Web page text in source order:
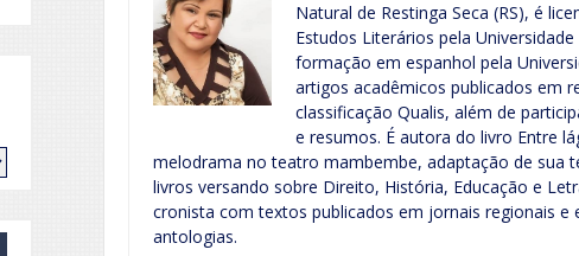
Natural de Restinga Seca (RS), é
Estudos Literários pela
formação em espanhol pela
artigos acadêmicos publicados em
classificação Qualis, além de
e resumos. É autora do livro Entre
melodrama no teatro mambembe, adaptação de sua
livros versando sobre Direito, História, Educação e
cronista com textos publicados em jornais regionais e
antologias.